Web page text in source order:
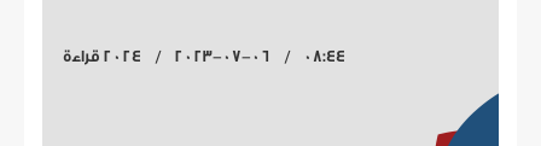
08:44 / 2023-07-06 / 2024 قراءة